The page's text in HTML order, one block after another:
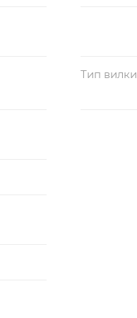
Тип вилки